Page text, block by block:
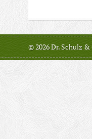
© 2026 Dr. Schulz &